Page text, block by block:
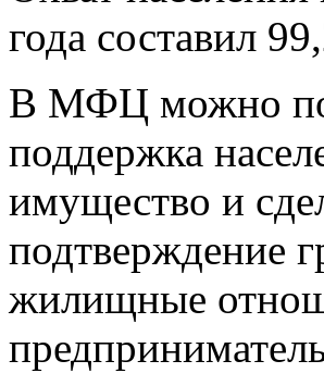
года составил
В МФЦ можно
поддержка
имущество и
подтверждение
жилищные